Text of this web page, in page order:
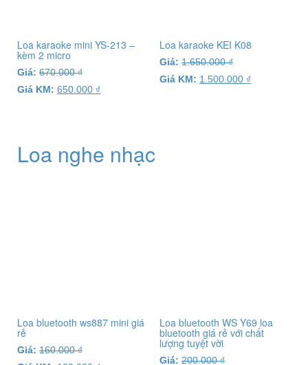
Loa karaoke mini YS-213 –
kèm 2 micro
Giá: 670.000₫
Giá KM: 650.000 ₫
Loa karaoke KEI K08
Giá: 1.650.000₫
Giá KM: 1.500.000 ₫
Loa nghe nhạc
Loa bluetooth ws887 mini giá
rẻ
Giá: 160.000₫
Loa bluetooth WS Y69 loa
bluetooth giá rẻ với chất
lượng tuyệt vời
Giá: 200.000₫